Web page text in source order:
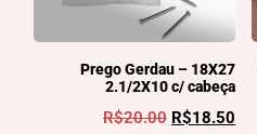
Prego Gerdau – 18X27
2.1/2X10 c/ cabeça
R$20.00 R$18.50